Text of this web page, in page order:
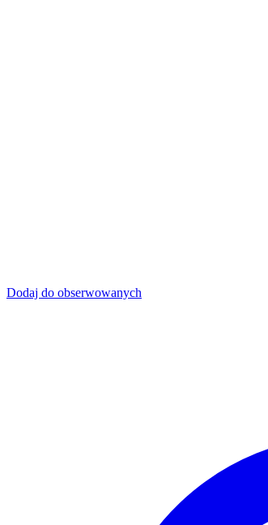
Dodaj do obserwowanych